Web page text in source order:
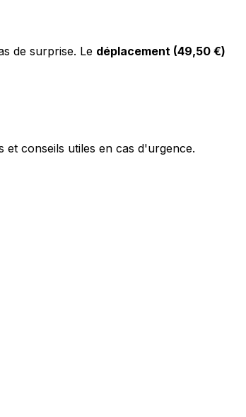
de surprise. Le déplacement (49,50 €)
et conseils utiles en cas d'urgence.